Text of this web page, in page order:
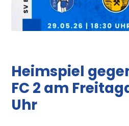
Heimspiel
FC 2 am
Uhr